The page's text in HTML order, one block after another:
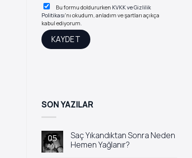
Bu formu doldururken KVKK ve Gizlilik
Politikası'nı okudum, anladım ve şartları açıkça
kabul ediyorum.
SON YAZILAR
05
Ağu
Saç Yıkandıktan Sonra Neden
Hemen Yağlanır?